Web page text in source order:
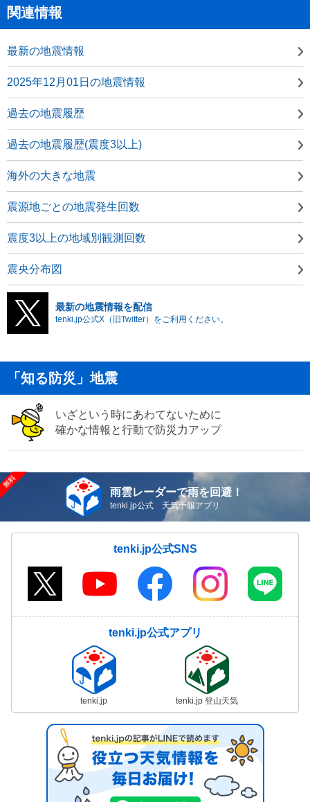
関連情報
最新の地震情報
2025年12月01日の地震情報
過去の地震履歴
過去の地震履歴(震度3以上)
海外の大きな地震
震源地ごとの地震発生回数
震度3以上の地域別観測回数
震央分布図
最新の地震情報を配信
tenki.jp公式X（旧Twitter）をご利用ください。
「知る防災」地震
いざという時にあわてないために
確かな情報と行動で防災力アップ
雨雲レーダーで雨を回避！
tenki.jp公式 天気予報アプリ
tenki.jp公式SNS
tenki.jp公式アプリ
tenki.jp tenki.jp 登山天気